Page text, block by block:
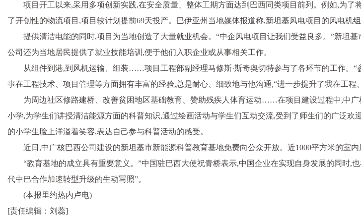
项目开工以来,采用多项创新实践,在安全质量、整体工期方面达到巴西同类项目前列。例如,为
了开创性的物流项目,项目较计划提前69天投产。巴伊亚州当地媒体报道称,新坦基风电项目的风电机
提供清洁电能的同时,项目为当地创造了大量就业机会。“中企风电项目让我们受益良多。”新坦
公司还为当地居民提供了就业技能培训,便于他们入职企业或从事相关工作。
从组件到港,到风机运输、组装……项目工程部副经理马修斯·斯奇奥切特参与了各环节的工作。
事在工程技术、项目管理等方面拥有丰富的经验,总是耐心、细致地与他沟通,“进一步提升了我在工程
为周边社区修路建桥、改善贫困地区基础教育、赞助残疾人体育运动……在项目建设过程中,中
小学,为学生们讲授清洁能源方面的科普知识,通过绘画活动与学生们互动交流,受到了师生们的广泛
的小学生脸上洋溢着笑容,表达自己参与科普活动的感受。
近日,中广核巴西公司建设的新坦基市新能源科普教育基地免费向公众开放。近1000平方米的室
“教育基地的成立具有重要意义。”中国驻巴西大使祝青桥表示,中国企业在实现自身发展的同时
代中巴合作加速转型升级的生动写照”。
(本报里约热内卢电)
[责任编辑：刘蕊]